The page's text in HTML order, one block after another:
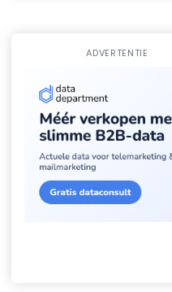
ADVERTENTIE